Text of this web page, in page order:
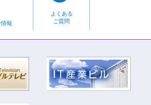
報
よくある
ご質問